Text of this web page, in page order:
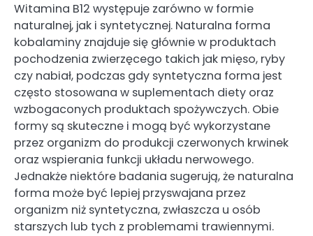
Witamina B12 występuje zarówno w formie
naturalnej, jak i syntetycznej. Naturalna forma
kobalaminy znajduje się głównie w produktach
pochodzenia zwierzęcego takich jak mięso, ryby
czy nabiał, podczas gdy syntetyczna forma jest
często stosowana w suplementach diety oraz
wzbogaconych produktach spożywczych. Obie
formy są skuteczne i mogą być wykorzystane
przez organizm do produkcji czerwonych krwinek
oraz wspierania funkcji układu nerwowego.
Jednakże niektóre badania sugerują, że naturalna
forma może być lepiej przyswajana przez
organizm niż syntetyczna, zwłaszcza u osób
starszych lub tych z problemami trawiennymi.